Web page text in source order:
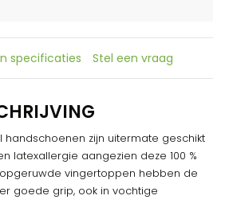
specificaties Stel een vraag
handschoenen zijn uitermate geschikt
latexallergie aangezien deze 100 %
opgeruwde vingertoppen hebben de
goede grip, ook in vochtige